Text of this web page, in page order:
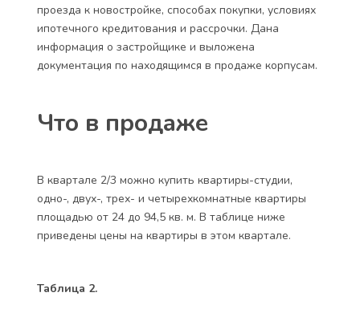
проезда к новостройке, способах покупки, условиях
ипотечного кредитования и рассрочки. Дана
информация о застройщике и выложена
документация по находящимся в продаже корпусам.
Что в продаже
В квартале 2/3 можно купить квартиры-студии,
одно-, двух-, трех- и четырехкомнатные квартиры
площадью от 24 до 94,5 кв. м. В таблице ниже
приведены цены на квартиры в этом квартале.
Таблица 2.